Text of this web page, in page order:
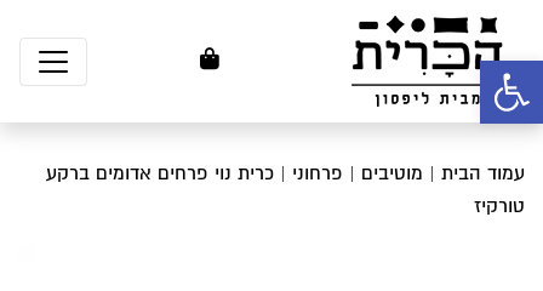
פתח סרגל נגישות
עמוד הבית | מוטיבים | פרחוני | כרית נוי פרחים אדומים ברקע
טורקיז